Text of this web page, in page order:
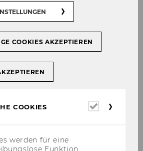
Wo:Online
49; Mitglieder können
den Workshop für € 20
besuchen.
COOKIES AKZEPTIEREN
COOKIES
werden für eine
Funktion